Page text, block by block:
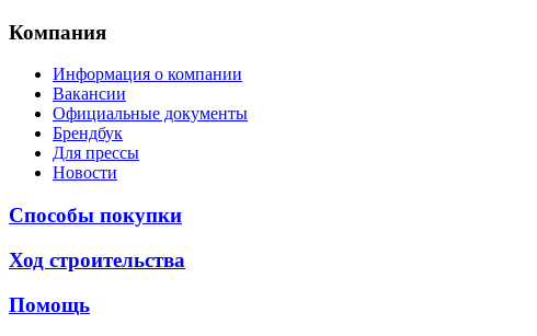
Компания
Информация о компании
Вакансии
Официальные документы
Брендбук
Для прессы
Новости
Способы покупки
Ход строительства
Помощь